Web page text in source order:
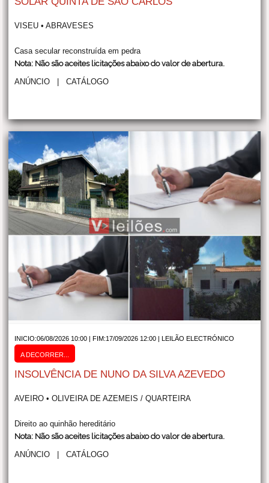
VISEU • ABRAVESES
Casa secular reconstruída em pedra
Nota: Não são aceites licitações abaixo do valor de abertura.
ANÚNCIO |CATÁLOGO
INICIO:06/08/2026 10:00 | FIM:17/09/2026 12:00 |LEILÃO ELECTRÓNICO
A DECORRER...
INSOLVÊNCIA DE NUNO DA SILVA AZEVEDO
AVEIRO • OLIVEIRA DE AZEMEIS / QUARTEIRA
Direito ao quinhão hereditário
Nota: Não são aceites licitações abaixo do valor de abertura.
ANÚNCIO |CATÁLOGO